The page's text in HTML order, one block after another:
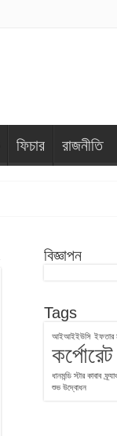
ফিচার রাজনীতি
বিজ্ঞাপন
Tags
আইআইইউসি ইফতার
কর্পোরেট
ধানমন্ডি স্টার কাবাব
শুভ উদ্বোধন